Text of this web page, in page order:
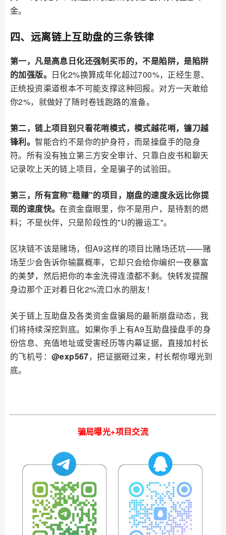
金。
四、远离链上互助盘的三条铁律
第一，凡是高息日化还强制买币的，不是陷阱，是陷阱
的加强版。 日化2%换算成年化超过700%，正经生意、
正统投资渠道根本不可能支撑这种回报。对方一天敢给
你2%，就做好了随时卷钱跑路的准备。
第二，链上项目别只看花哨模式，模式越花哨，镰刀越
锋利。智能合约不是你的护身符，而是操盘手的隐身
符。所有没有独立第三方安全审计、只靠白皮书和聊天
记录吹上天的链上项目，全是骗子的试验田。
第三，所有宣称"稳赚"的项目，崩盘的速度永远比你提
现的速度快。在资金盘眼里，你不是用户，是待割的燃
料；不是伙伴，只是阶段性的"U的搬运工"。
区块链不该是赌场，但A9这样的项目比赌场还坑——赌
场至少会告诉你输赢概率，它却只会给你编织一夜暴富
的美梦，然后把你的本金洗得连渣都不剩。快转发提醒
身边那个正对着日化2%流口水的朋友！
关于链上互助盘及各类资金盘骗局的最新崩盘动态，我
们将持续深挖到底。如果你手上有A9互助盘操盘手的身
份信息、充值地址或受害经历等内幕证据，直接加村长
的飞机号： @exp567，把证据砸过来，村长帮你曝光到
底。
骗局曝光+项目交流